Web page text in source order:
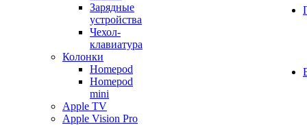
Зарядные
устройства
Чехол-
клавиатура
Колонки
Homepod
Homepod
mini
Apple TV
Apple Vision Pro